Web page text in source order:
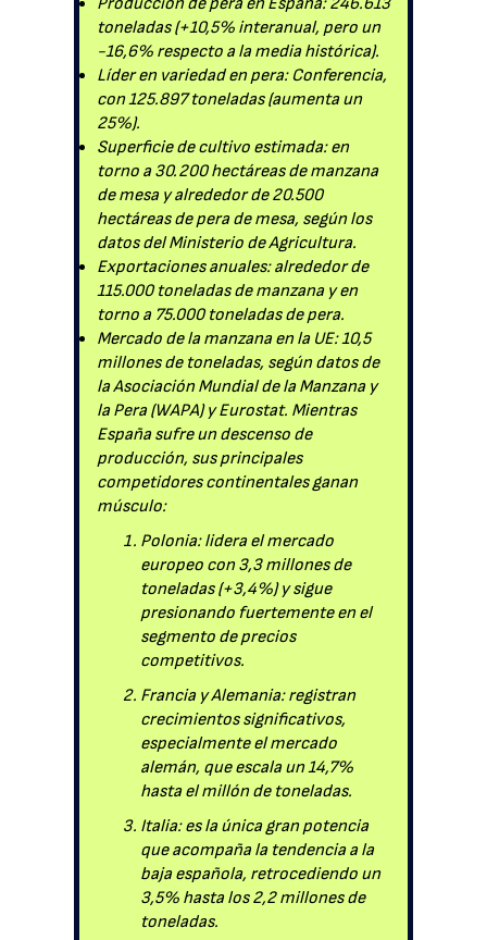
toneladas (+10,5% interanual, pero un
-16,6% respecto a la media histórica).
Líder en variedad en pera: Conferencia,
con 125.897 toneladas (aumenta un
25%).
Superficie de cultivo estimada: en
torno a 30.200 hectáreas de manzana
de mesa y alrededor de 20.500
hectáreas de pera de mesa, según los
datos del Ministerio de Agricultura.
Exportaciones anuales: alrededor de
115.000 toneladas de manzana y en
torno a 75.000 toneladas de pera.
Mercado de la manzana en la UE: 10,5
millones de toneladas, según datos de
la Asociación Mundial de la Manzana y
la Pera (WAPA) y Eurostat. Mientras
España sufre un descenso de
producción, sus principales
competidores continentales ganan
músculo:
Polonia: lidera el mercado
europeo con 3,3 millones de
toneladas (+3,4%) y sigue
presionando fuertemente en el
segmento de precios
competitivos.
Francia y Alemania: registran
crecimientos significativos,
especialmente el mercado
alemán, que escala un 14,7%
hasta el millón de toneladas.
Italia: es la única gran potencia
que acompaña la tendencia a la
baja española, retrocediendo un
3,5% hasta los 2,2 millones de
toneladas.